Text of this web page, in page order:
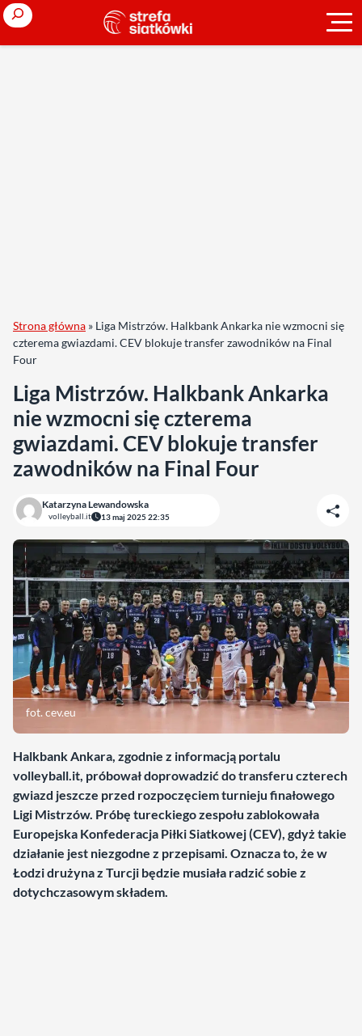
Search
Strona główna » Liga Mistrzów. Halkbank Ankarka nie wzmocni się
czterema gwiazdami. CEV blokuje transfer zawodników na Final
Four
Liga Mistrzów. Halkbank Ankarka
nie wzmocni się czterema
gwiazdami. CEV blokuje transfer
zawodników na Final Four
Katarzyna Lewandowska
volleyball.it 13 maj 2025 22:35
fot. cev.eu
Halkbank Ankara, zgodnie z informacją portalu
volleyball.it, próbował doprowadzić do transferu czterech
gwiazd jeszcze przed rozpoczęciem turnieju finałowego
Ligi Mistrzów. Próbę tureckiego zespołu zablokowała
Europejska Konfederacja Piłki Siatkowej (CEV), gdyż takie
działanie jest niezgodne z przepisami. Oznacza to, że w
Łodzi drużyna z Turcji będzie musiała radzić sobie z
dotychczasowym składem.